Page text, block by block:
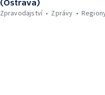
(Ostrava)
Zpravodajství
Zprávy